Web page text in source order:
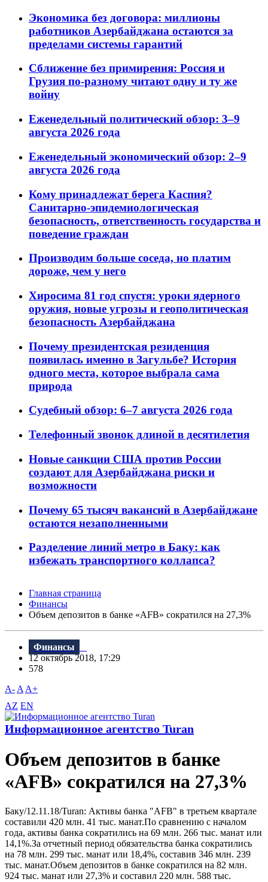
Экономика без договора: миллионы
работников Азербайджана остаются за
пределами системы гарантий
Сближение без примирения: Россия и
Грузия по-разному читают одну и ту же
войну
Еженедельный политический обзор: 3–9
августа 2026 года
Еженедельный экономический обзор: 2–9
августа 2026 года
Кому принадлежат берега Каспия?
Санитарно-эпидемиологическая
безопасность, ответственность государства и
поведение граждан
Производим больше соседа, но платим
дороже, чем у него
Хиросима 81 год спустя: уроки ядерного
оружия, новые угрозы и геополитическая
безопасность Азербайджана
Почему президентская резиденция
появилась именно в Загульбе? История
одного места, которое выбрала сама
природа
Судебный обзор: 6–7 августа 2026 года
Телефонный звонок длиной в десятилетия
Новые санкции США против России
создают для Азербайджана риски и
возможности
Почему 65 тысяч вакансий в Азербайджане
остаются незаполненными
Разделение линий метро в Баку: как
избежать транспортного коллапса?
Главная страница
Финансы
Объем депозитов в банке «AFB» сократился на 27,3%
Финансы
12 октябрь 2018, 17:29
578
A- A A+
AZ EN
Информационное агентство Turan
Объем депозитов в банке
«AFB» сократился на 27,3%
Баку/12.11.18/Turan: Активы банка "AFB" в третьем квартале
составили 420 млн. 41 тыс. манат.По сравнению с началом
года, активы банка сократились на 69 млн. 266 тыс. манат или
14,1%.За отчетный период обязательства банка сократились
на 78 млн. 299 тыс. манат или 18,4%, составив 346 млн. 239
тыс. манат.Объем депозитов в банке сократился на 82 млн.
924 тыс. манат или 27,3% и составил 220 млн. 588 тыс.